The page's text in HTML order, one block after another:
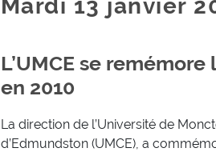
Mardi 13 janvier
L’UMCE se
en 2010
La direction de l’Université de
d’Edmundston (UMCE), a